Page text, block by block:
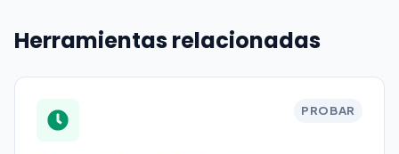
Herramientas relacionadas
PROBAR